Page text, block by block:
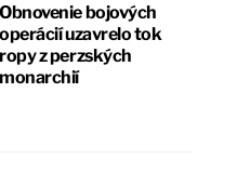
Obnovenie bojových
operácií uzavrelo tok
ropy z perzských
monarchií